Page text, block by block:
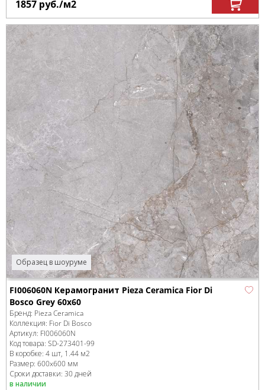
1857 руб./м2
Образец в шоуруме
FI006060N Керамогранит Pieza Ceramica Fior Di
Bosco Grey 60х60
Бренд: Pieza Ceramica
Коллекция: Fior Di Bosco
Артикул: FI006060N
Код товара: SD-273401-99
В коробке: 4 шт, 1.44 м2
Размер: 600x600 мм
Сроки доставки: 30 дней
в наличии